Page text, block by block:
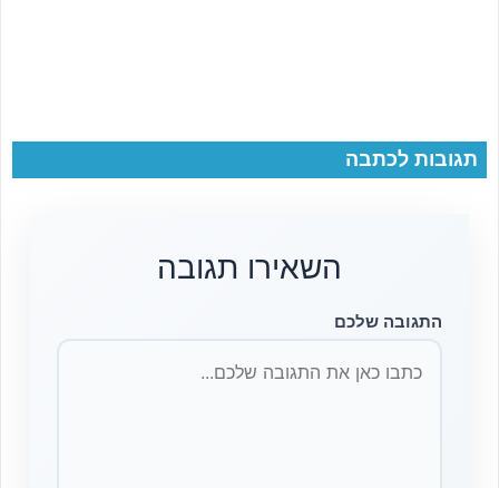
תגובות לכתבה
השאירו תגובה
התגובה שלכם